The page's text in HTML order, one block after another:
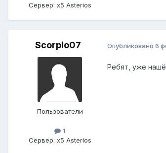
Сервер: x5 Asterios
Scorpio07
Пользователи
1
Сервер: x5 Asterios
Опубликовано 6
Ребят, уже